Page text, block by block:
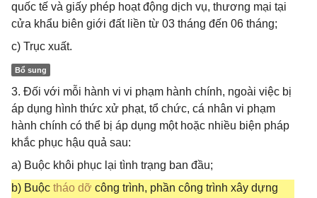
quốc tế và giấy phép hoạt động dịch vụ, thương mại tại
cửa khẩu biên giới đất liền từ 03 tháng đến 06 tháng;
c) Trục xuất.
Bổ sung
3. Đối với mỗi hành vi vi phạm hành chính, ngoài việc bị
áp dụng hình thức xử phạt, tổ chức, cá nhân vi phạm
hành chính có thể bị áp dụng một hoặc nhiều biện pháp
khắc phục hậu quả sau:
a) Buộc khôi phục lại tình trạng ban đầu;
b) Buộc tháo dỡ công trình, phần công trình xây dựng